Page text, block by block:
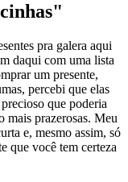
pra galera aqui
daqui com uma lista
um presente,
percebi que elas
que poderia
mais prazerosas. Meu
e, mesmo assim, só
que você tem certeza